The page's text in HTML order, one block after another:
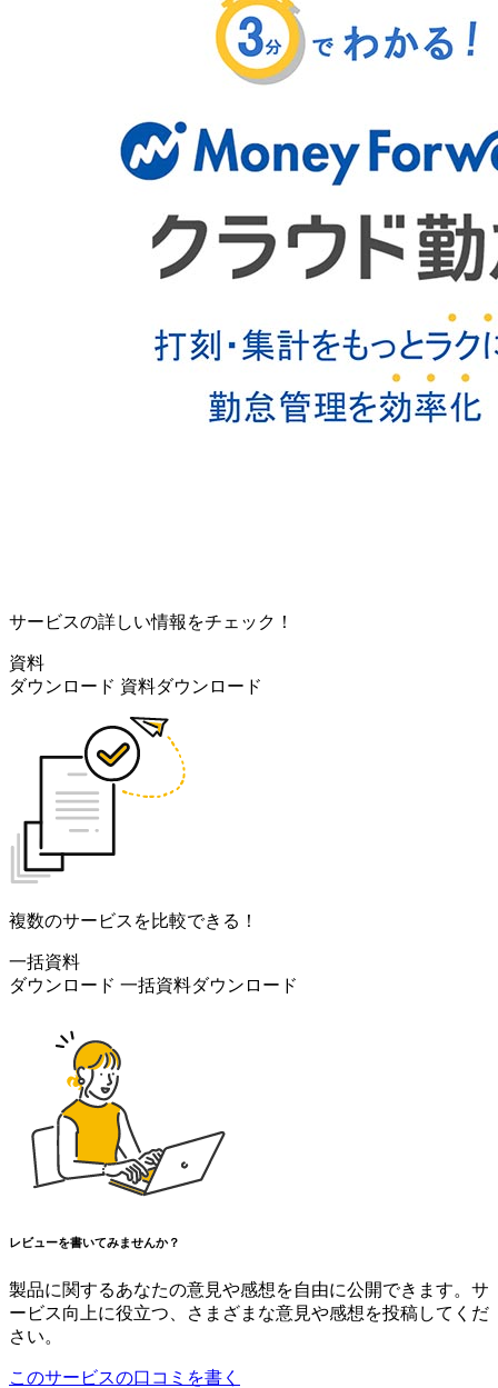
サービスの詳しい情報をチェック！
資料
ダウンロード 資料ダウンロード
複数のサービスを比較できる！
一括資料
ダウンロード 一括資料ダウンロード
レビューを書いてみませんか？
製品に関するあなたの意見や感想を自由に公開できます。サ
ービス向上に役立つ、さまざまな意見や感想を投稿してくだ
さい。
このサービスの口コミを書く